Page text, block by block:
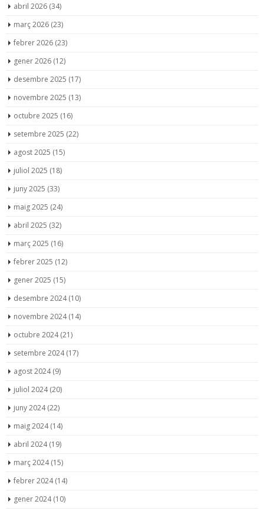
abril 2026 (34)
març 2026 (23)
febrer 2026 (23)
gener 2026 (12)
desembre 2025 (17)
novembre 2025 (13)
octubre 2025 (16)
setembre 2025 (22)
agost 2025 (15)
juliol 2025 (18)
juny 2025 (33)
maig 2025 (24)
abril 2025 (32)
març 2025 (16)
febrer 2025 (12)
gener 2025 (15)
desembre 2024(10)
novembre 2024(14)
octubre 2024(21)
setembre 2024(17)
agost 2024(9)
juliol 2024(20)
juny 2024(22)
maig 2024(14)
abril 2024(19)
març 2024(15)
febrer 2024(14)
gener 2024(10)